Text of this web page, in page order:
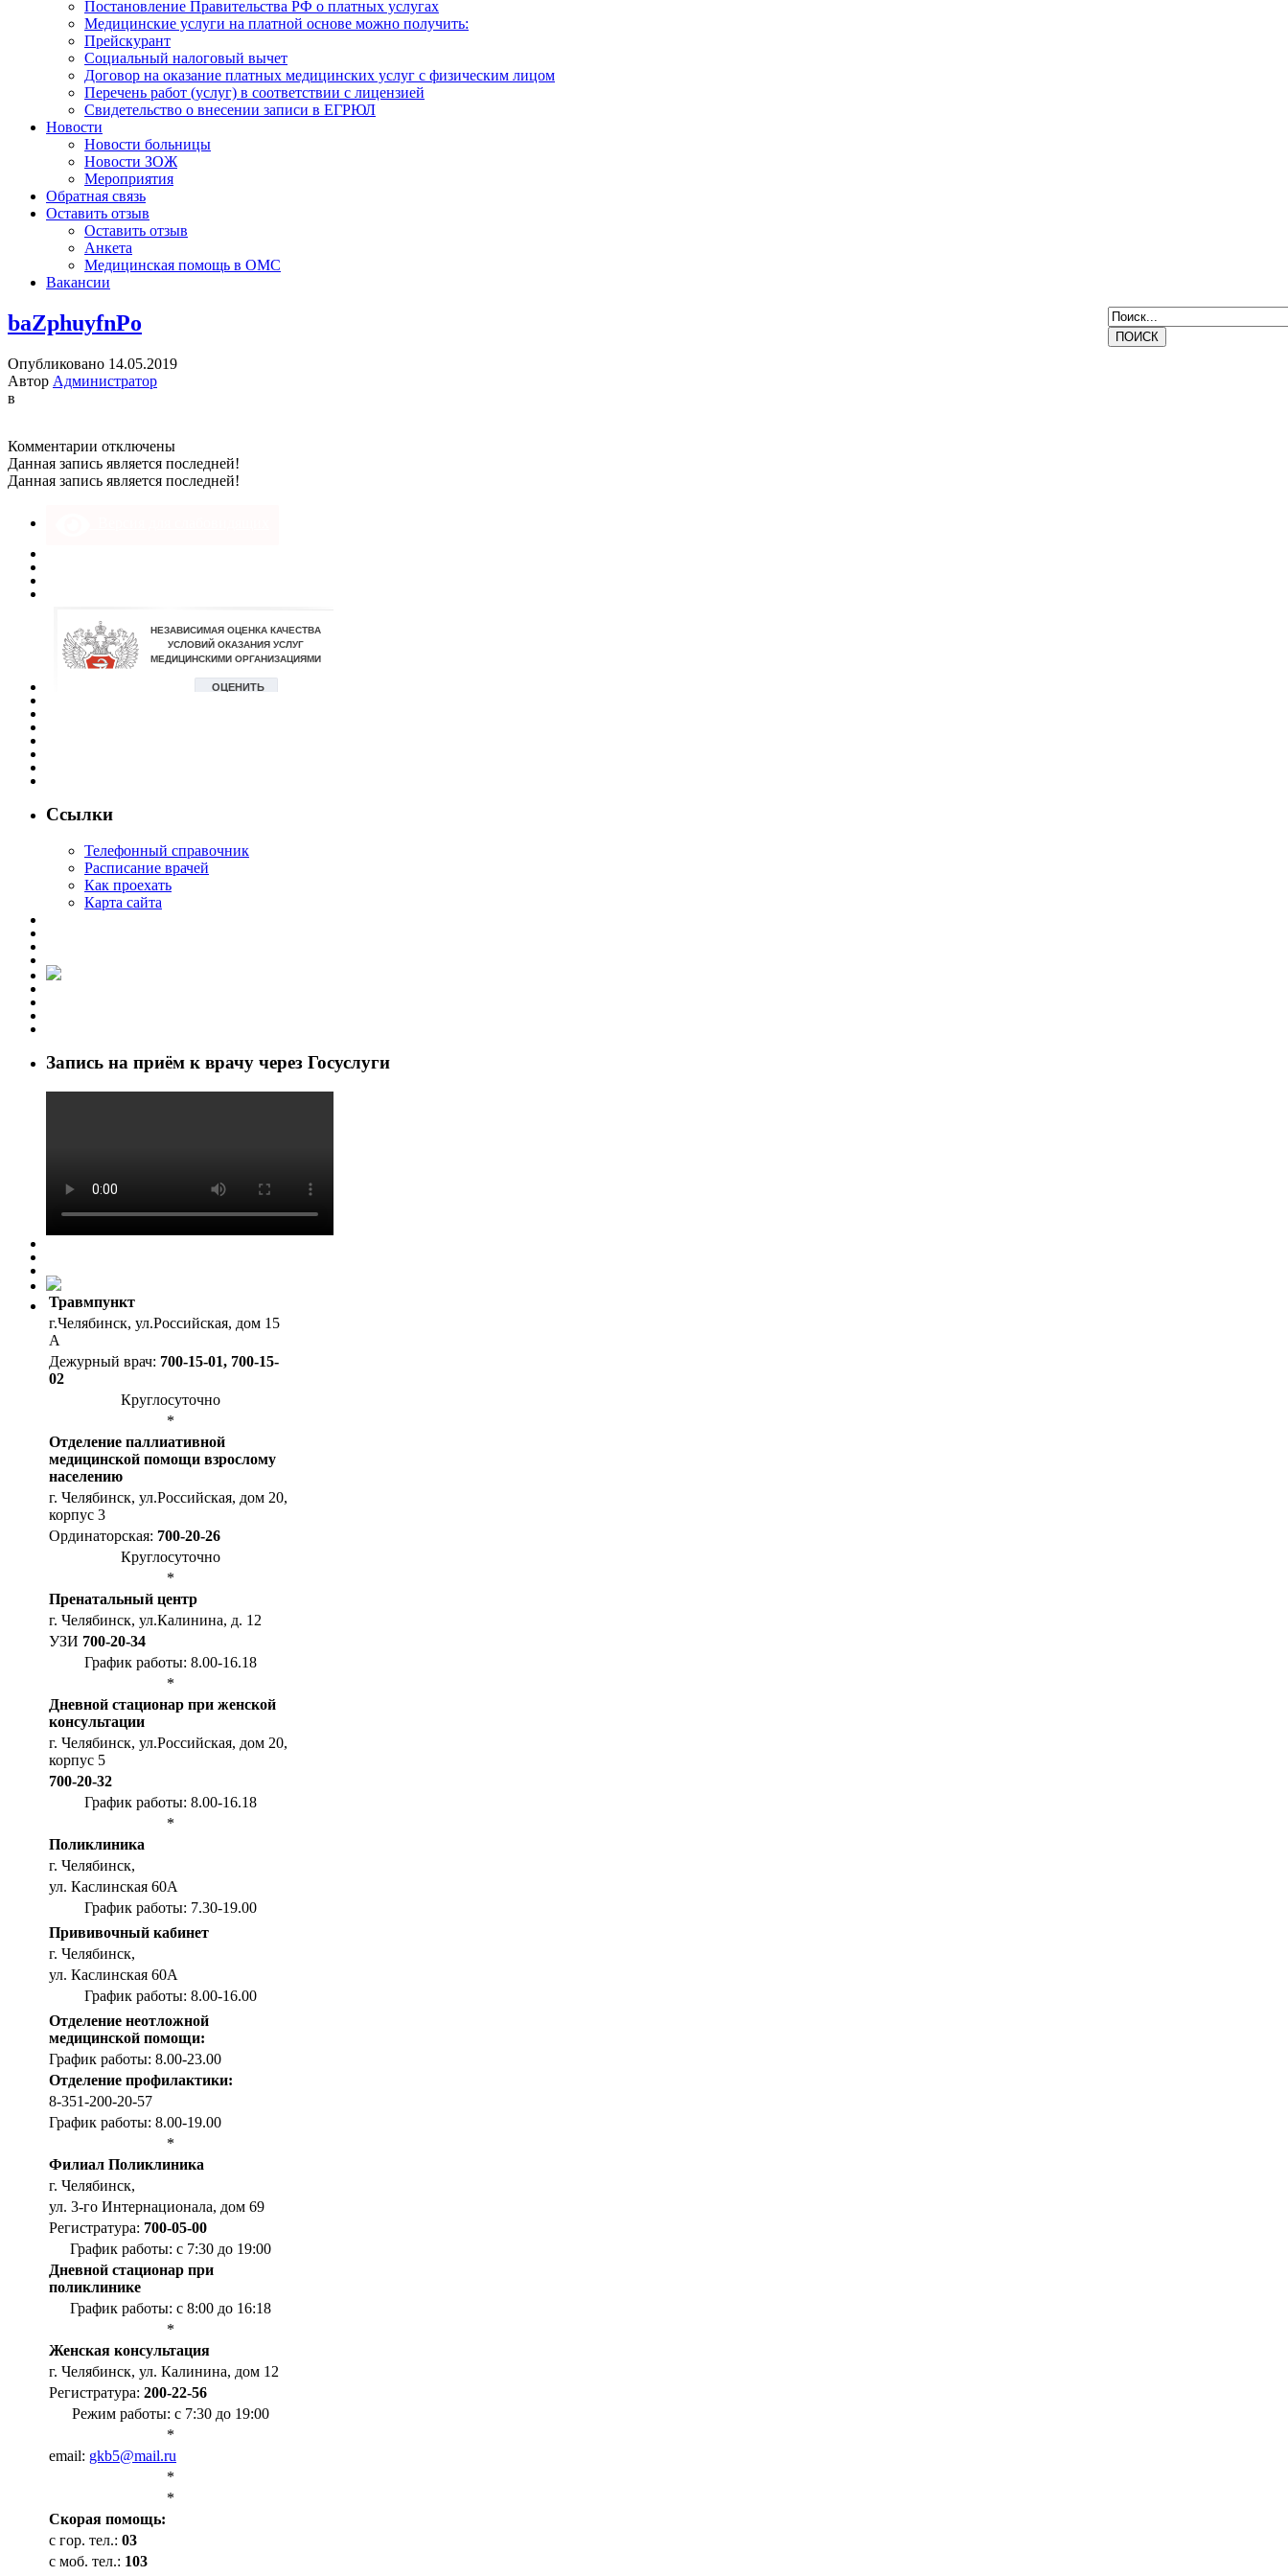
Постановление Правительства РФ о платных услугах
Медицинские услуги на платной основе можно получить:
Прейскурант
Социальный налоговый вычет
Договор на оказание платных медицинских услуг с физическим лицом
Перечень работ (услуг) в соответствии с лицензией
Свидетельство о внесении записи в ЕГРЮЛ
Новости
Новости больницы
Новости ЗОЖ
Мероприятия
Обратная связь
Оставить отзыв
Оставить отзыв
Анкета
Медицинская помощь в ОМС
Вакансии
baZphuyfnPo
Опубликовано 14.05.2019
Автор Администратор
в
Комментарии к
записи
baZphuyfnPo
отключены
Данная запись является последней!
Данная запись является последней!
Ссылки
Телефонный справочник
Расписание врачей
Как проехать
Карта сайта
Запись на приём к врачу через Госуслуги
Травмпункт
г.Челябинск, ул.Российская, дом 15
А
Дежурный врач: 700-15-01, 700-15-
02
Круглосуточно
*
Отделение паллиативной
медицинской помощи взрослому
населению
г. Челябинск, ул.Российская, дом 20,
корпус 3
Ординаторская: 700-20-26
Круглосуточно
*
Пренатальный центр
г. Челябинск, ул.Калинина, д. 12
УЗИ 700-20-34
График работы: 8.00-16.18
*
Дневной стационар при женской
консультации
г. Челябинск, ул.Российская, дом 20,
корпус 5
700-20-32
График работы: 8.00-16.18
*
Поликлиника
г. Челябинск,
ул. Каслинская 60А
График работы: 7.30-19.00
Прививочный кабинет
г. Челябинск,
ул. Каслинская 60А
График работы: 8.00-16.00
Отделение неотложной
медицинской помощи:
График работы: 8.00-23.00
Отделение профилактики:
8-351-200-20-57
График работы: 8.00-19.00
*
Филиал Поликлиника
г. Челябинск,
ул. 3-го Интернационала, дом 69
Регистратура: 700-05-00
График работы: с 7:30 до 19:00
Дневной стационар при
поликлинике
График работы: с 8:00 до 16:18
*
Женская консультация
г. Челябинск, ул. Калинина, дом 12
Регистратура: 200-22-56
Режим работы: с 7:30 до 19:00
*
email: gkb5@mail.ru
*
*
Cкорая помощь:
с гор. тел.: 03
с моб. тел.: 103